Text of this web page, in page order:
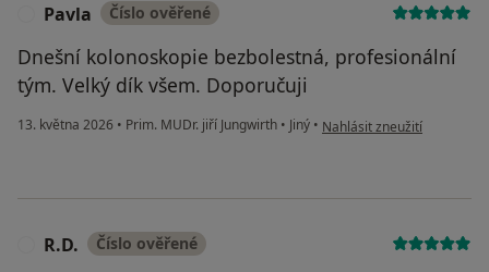
Pavla Číslo ověřené
Dnešní kolonoskopie bezbolestná, profesionální
tým. Velký dík všem. Doporučuji
13. května 2026 • Prim. MUDr. jiří Jungwirth • Jiný • podle názoru uživatele
Nahlásit zneužití
R.D. Číslo ověřené